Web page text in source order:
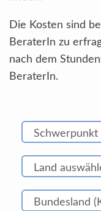
Die Kosten sind
BeraterIn zu
nach dem
BeraterIn.